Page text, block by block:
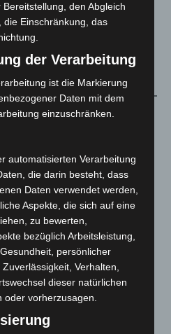
den Abgleich
die Einschränkung, das
der Verarbeitung
ist die Markierung
Daten mit dem
einzuschränken.
automatisierten Verarbeitung
die darin besteht, dass
Daten verwendet werden,
Aspekte, die sich auf eine
zu bewerten,
bezüglich Arbeitsleistung,
persönlicher
Verhalten,
dieser natürlichen
oder vorherzusagen.